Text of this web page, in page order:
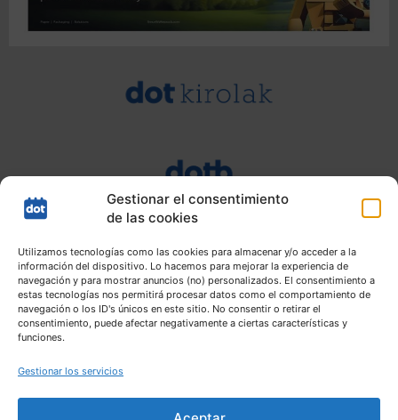
Gestionar el consentimiento
de las cookies
Utilizamos tecnologías como las cookies para almacenar y/o acceder a la
información del dispositivo. Lo hacemos para mejorar la experiencia de
navegación y para mostrar anuncios (no) personalizados. El consentimiento a
estas tecnologías nos permitirá procesar datos como el comportamiento de
navegación o los ID's únicos en este sitio. No consentir o retirar el
consentimiento, puede afectar negativamente a ciertas características y
funciones.
Gestionar los servicios